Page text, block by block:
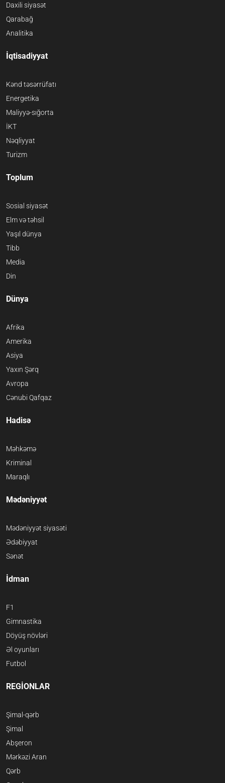
Daxili siyasət
Qarabağ
Analitika
İqtisadiyyat
Kənd təsərrüfatı
Energetika
Maliyyə-sığorta
İKT
Nəqliyyat
Turizm
Toplum
Sosial siyasət
Elm və təhsil
Yaşıl dünya
Tibb
Media
Din
Dünya
Afrika
Amerika
Asiya
Yaxın Şərq
Avropa
Cənubi Qafqaz
Hadisə
Məhkəmə
Kriminal
Maraqlı
Mədəniyyət
Mədəniyyət siyasəti
Ədəbiyyat
Sənət
İdman
F1
Gimnastika
Döyüş növləri
Əl oyunları
Futbol
REGİONLAR
Şimal-qərb
Şimal
Abşeron
Mərkəzi Aran
Qərb